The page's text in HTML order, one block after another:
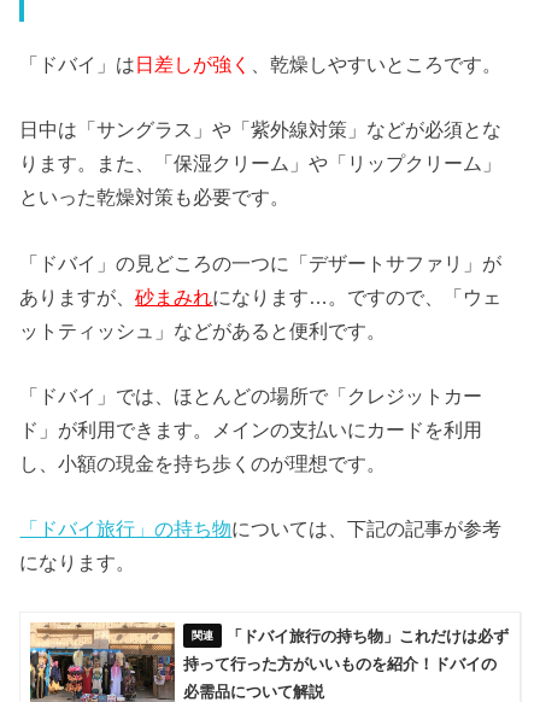
「ドバイ」は日差しが強く 、乾燥しやすいところです。
日中は「サングラス」や「紫外線対策」などが必須とな
ります。また、「保湿クリーム」や「リップクリーム」
といった乾燥対策も必要です。
「ドバイ」の見どころの一つに「デザートサファリ」が
ありますが、砂まみれになります…。ですので、「ウェ
ットティッシュ」などがあると便利です。
「ドバイ」では、ほとんどの場所で「クレジットカー
ド」が利用できます。メインの支払いにカードを利用
し、小額の現金を持ち歩くのが理想です。
「ドバイ旅行」の持ち物については、下記の記事が参考
になります。
「ドバイ旅行の持ち物」これだけは必ず
持って行った方がいいものを紹介！ドバイの
必需品について解説